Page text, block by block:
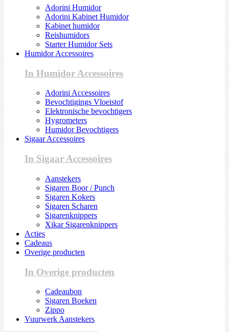
Adorini Humidor
Adorini Kabinet Humidor
Kabinet humidor
Reishumidors
Starter Humidor Sets
Humidor Accessoires
In Humidor Accessoires
Adorini Accessoires
Bevochtigings Vloeistof
Elektronische bevochtigers
Hygrometers
Humidor Bevochtigers
Sigaar Accessoires
In Sigaar Accessoires
Aanstekers
Sigaren Boor / Punch
Sigaren Kokers
Sigaren Scharen
Sigarenknippers
Xikar Sigarenknippers
Acties
Cadeaus
Overige producten
In Overige producten
Cadeaubon
Sigaren Boeken
Zippo
Vuurwerk Aanstekers